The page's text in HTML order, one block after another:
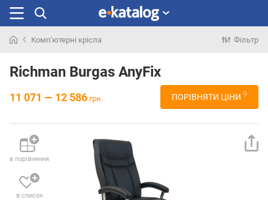
раніше
Комп'ютерні крісла Фільтр
Richman Burgas AnyFix
11 071 — 12 586 грн. ПОРІВНЯТИ ЦІНИ 9
в порівняння
в список